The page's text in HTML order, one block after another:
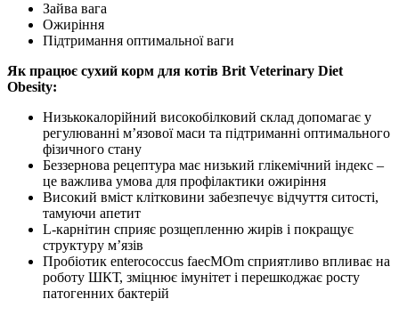
Зайва вага
Ожиріння
Підтримання оптимальної ваги
Як працює сухий корм для котів Brit Veterinary Diet
Obesity:
Низькокалорійний високобілковий склад допомагає у
регулюванні м’язової маси та підтриманні оптимального
фізичного стану
Беззернова рецептура має низький глікемічний індекс –
це важлива умова для профілактики ожиріння
Високий вміст клітковини забезпечує відчуття ситості,
тамуючи апетит
L-карнітин сприяє розщепленню жирів і покращує
структуру м’язів
Пробіотик enterococcus faecМОm сприятливо впливає на
роботу ШКТ, зміцнює імунітет і перешкоджає росту
патогенних бактерій